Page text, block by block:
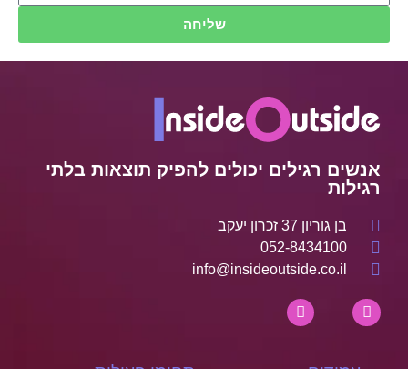
שליחה
אנשים רגילים יכולים להפיק תוצאות בלתי
רגילות
בן גוריון 37 זכרון יעקב
052-8434100
info@insideoutside.co.il